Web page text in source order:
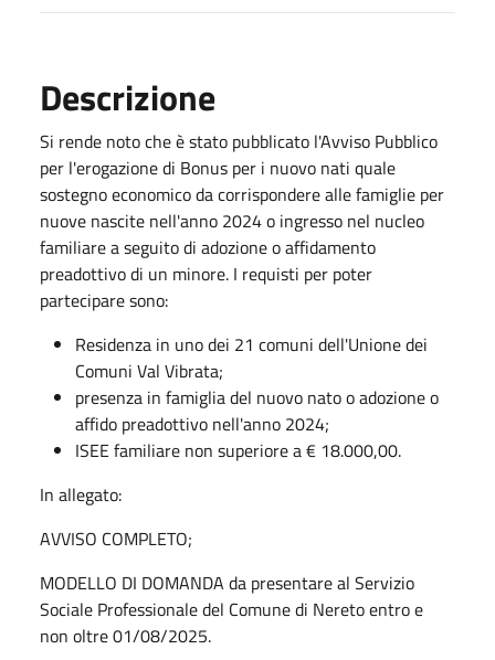
Descrizione
Si rende noto che è stato pubblicato l'Avviso Pubblico
per l'erogazione di Bonus per i nuovo nati quale
sostegno economico da corrispondere alle famiglie per
nuove nascite nell'anno 2024 o ingresso nel nucleo
familiare a seguito di adozione o affidamento
preadottivo di un minore. I requisti per poter
partecipare sono:
Residenza in uno dei 21 comuni dell'Unione dei
Comuni Val Vibrata;
presenza in famiglia del nuovo nato o adozione o
affido preadottivo nell'anno 2024;
ISEE familiare non superiore a € 18.000,00.
In allegato:
AVVISO COMPLETO;
MODELLO DI DOMANDA da presentare al Servizio
Sociale Professionale del Comune di Nereto entro e
non oltre 01/08/2025.